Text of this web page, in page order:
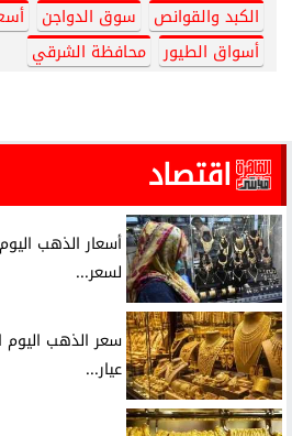
الكبد والقوانص
سوق الدواجن
أسواق الطيور
محافظة الشرقي
اقتصاد
أسعار الذهب
لسعر...
عيار...